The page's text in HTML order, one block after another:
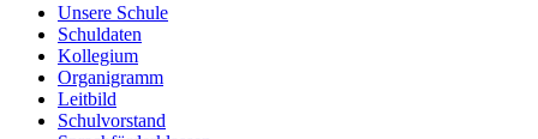
Unsere Schule
Schuldaten
Kollegium
Organigramm
Leitbild
Schulvorstand